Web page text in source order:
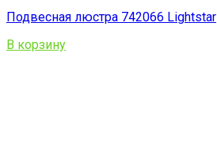
Подвесная люстра 742066 Lightstar
В корзину